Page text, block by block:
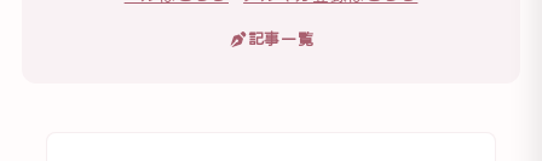
記事一覧